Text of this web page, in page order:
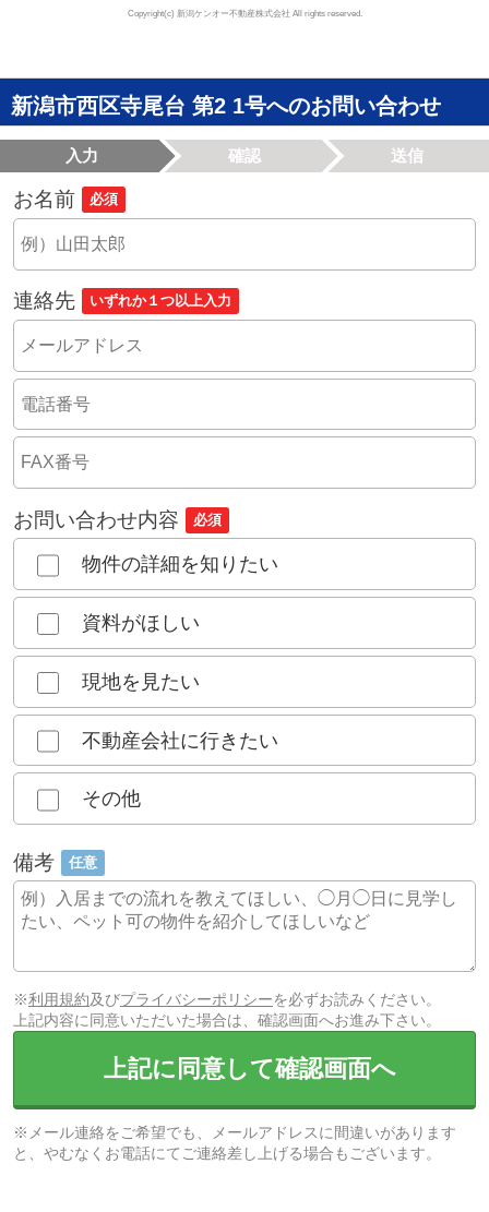
Copyright(c) 新潟ケンオー不動産株式会社 All rights reserved.
新潟市西区寺尾台 第2 1号へのお問い合わせ
入力 確認 送信
お名前 必須
連絡先 いずれか１つ以上入力
お問い合わせ内容 必須
物件の詳細を知りたい
資料がほしい
現地を見たい
不動産会社に行きたい
その他
備考 任意
※利用規約及びプライバシーポリシーを必ずお読みください。
上記内容に同意いただいた場合は、確認画面へお進み下さい。
上記に同意して確認画面へ
※メール連絡をご希望でも、メールアドレスに間違いがあります
と、やむなくお電話にてご連絡差し上げる場合もございます。